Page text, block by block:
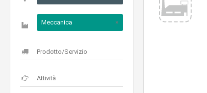
Meccanica ×